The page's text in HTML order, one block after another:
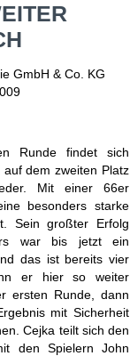
2018
gratis
QO14 Sport
GmbH & Co. KG
Runde findet sich
dem zweiten Platz
Mit einer 66er
besonders starke
Sein großter Erfolg
war bis jetzt ein
das ist bereits vier
er hier so weiter
ersten Runde, dann
mit Sicherheit
Cejka teilt sich den
den Spielern John